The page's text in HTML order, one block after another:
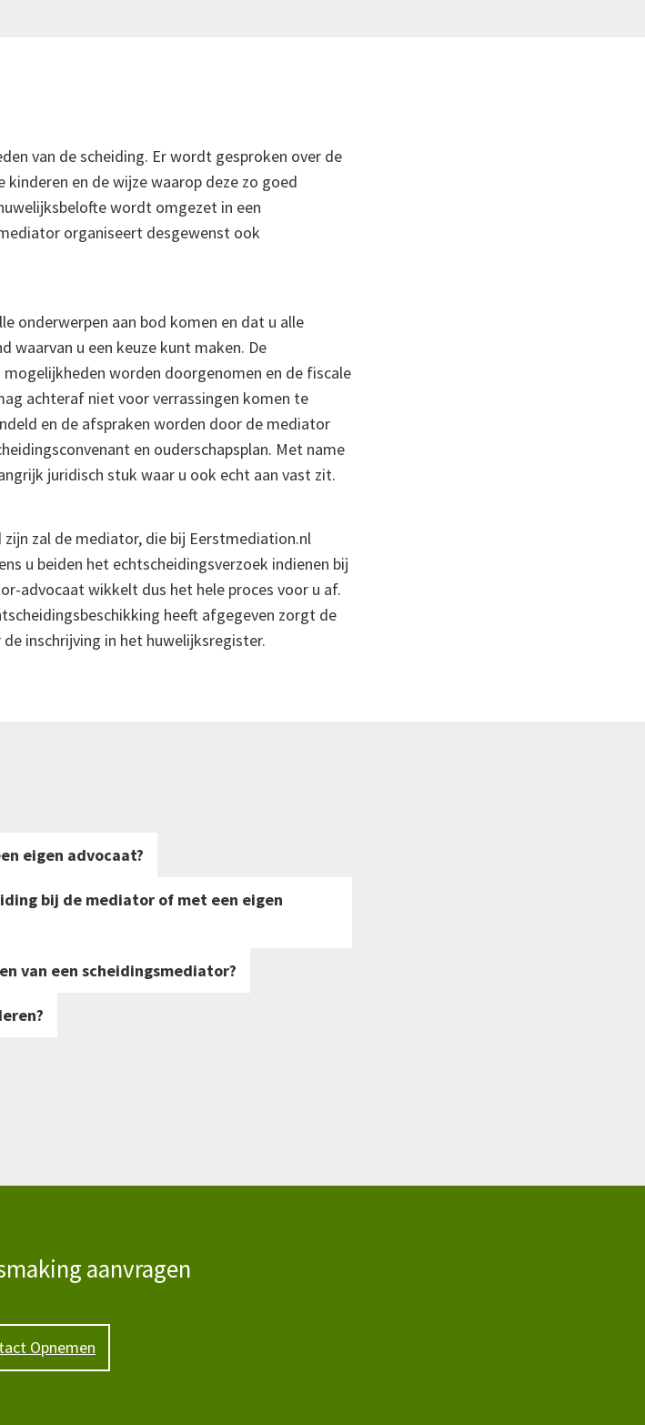
van de scheiding. Er wordt gesproken over de
en de wijze waarop deze zo goed
wordt omgezet in een
organiseert desgewenst ook
onderwerpen aan bod komen en dat u alle
waarvan u een keuze kunt maken. De
worden doorgenomen en de fiscale
achteraf niet voor verrassingen komen te
en de afspraken worden door de mediator
en ouderschapsplan. Met name
juridisch stuk waar u ook echt aan vast zit.
zal de mediator, die bij Eerstmediation.nl
u beiden het echtscheidingsverzoek indienen bij
advocaat wikkelt dus het hele proces voor u af.
heeft afgegeven zorgt de
inschrijving in het huwelijksregister.
eigen advocaat?
bij de mediator of met een eigen
van een scheidingsmediator?
aanvragen
Opnemen